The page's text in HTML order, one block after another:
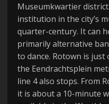
Museumkwartier
institution in the city’s
quarter-century. It can
primarily alternative
to dance. Rotown is just
the Eendrachtsplein
line 4 also stops. From
it is about a 10-minute